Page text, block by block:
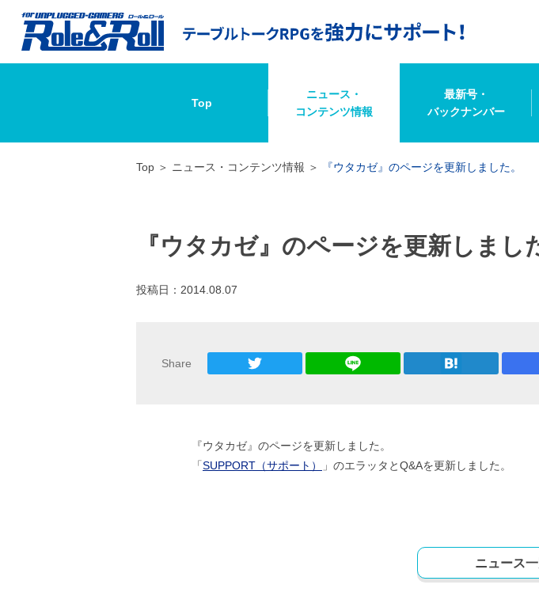
Top
ニュース・
コンテンツ情報
最新号・
バックナンバー
Top ニュース・コンテンツ情報 『ウタカゼ』のページを更新しました。
『ウタカゼ』のページを更新しまし
投稿日： 2014.08.07
Share
『ウタカゼ』のページを更新しました。
「SUPPORT（サポート） 」のエラッタとQ&Aを更新しました。
ニュース